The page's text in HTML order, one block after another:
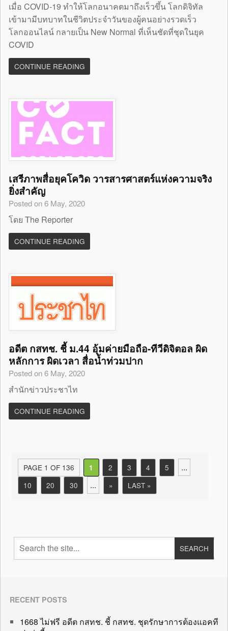
เมื่อ COVID-19 ทำให้โลกอนาคตมาถึงเร็วขึ้น โลกดิจิทัล
เข้ามามีบทบาทในชีวิตประจำวันของผู้คนอย่างรวดเร็ว
โลกออนไลน์ กลายเป็น New Normal ที่เห็นชัดที่ชุดในยุค
COVID
CONTINUE READING
เสรีภาพสื่อยุคโควิด วารสารศาสตร์แห่งความจริง
ยิ่งสำคัญ
Posted on 6 May, 2020
โดย The Reporter
CONTINUE READING
อดีต กสทช. ชี้ ม.44 อุ้มค่ายมือถือ-ทีวีดิจิตอล ผิด
หลักการ ผิดเวลา สื่อน้ำท่วมปาก
Posted on 6 May, 2020
สำนักข่าวประชาไท
CONTINUE READING
PAGE 1 OF 136 1 2 3 4 5 ...
10 20 30 ... » LAST »
RECENT POSTS
1668 ไม่ฟรี อดีต กสทช. ชี้ กสทช. ชุดรักษาการต้องแอคที